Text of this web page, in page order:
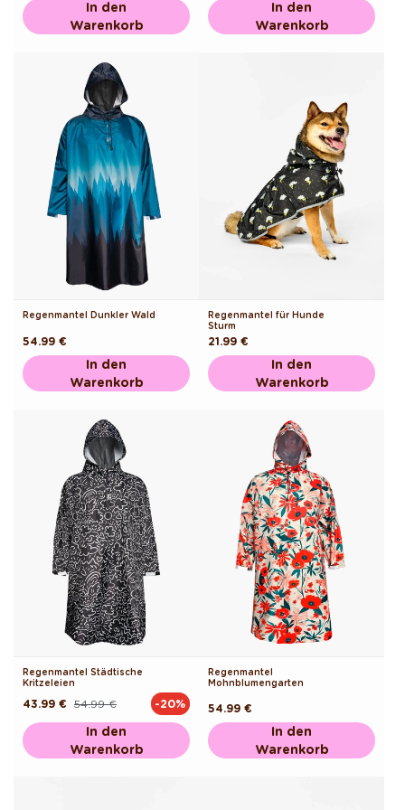
In den
Warenkorb
In den
Warenkorb
Regenmantel Dunkler Wald
Normaler
Preis
54.99 €
In den
Warenkorb
Regenmantel für Hunde
Sturm
Normaler
Preis
21.99 €
In den
Warenkorb
Regenmantel Städtische
Kritzeleien
Normaler54.99 €
Verkaufspreis
43.99 € -20%
In den
Warenkorb
Regenmantel
Mohnblumengarten
Normaler
Preis
54.99 €
In den
Warenkorb